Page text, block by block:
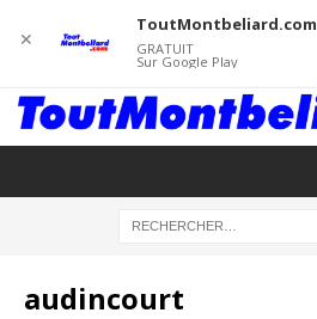
audincourt
✕
ToutMontbeliard.com
GRATUIT
Sur Google Play